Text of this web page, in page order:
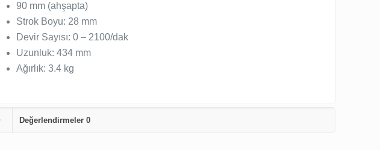
90 mm (ahşapta)
Strok Boyu: 28 mm
Devir Sayısı: 0 – 2100/dak
Uzunluk: 434 mm
Ağırlık: 3.4 kg
Değerlendirmeler 0